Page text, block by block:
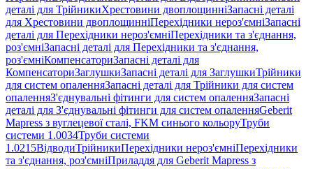
деталі для ТрійникиХрестовини двоплощинніЗапасні деталі
для Хрестовини двоплощинніПерехідники нероз'ємніЗапасні
деталі для Перехідники нероз'ємніПерехідники та з'єднання,
роз'ємніЗапасні деталі для Перехідники та з'єднання,
роз'ємніКомпенсаториЗапасні деталі для
КомпенсаториЗаглушкиЗапасні деталі для ЗаглушкиТрійники
для систем опаленняЗапасні деталі для Трійники для систем
опаленняЗ'єднувальні фітинги для систем опаленняЗапасні
деталі для З'єднувальні фітинги для систем опаленняGeberit
Mapress з вуглецевої сталі, FKM синього кольоруТруби
системи 1.0034Труби системи
1.0215ВідводиТрійникиПерехідники нероз'ємніПерехідники
та з'єднання, роз'ємніПриладдя для Geberit Mapress з